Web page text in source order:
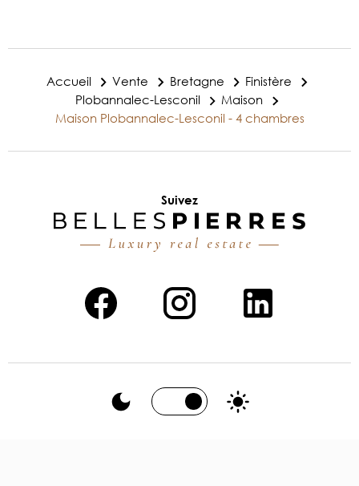
Accueil Vente Bretagne
Finistère
Plobannalec-Lesconil
Maison
Maison Plobannalec-Lesconil - 4 chambres
Suivez